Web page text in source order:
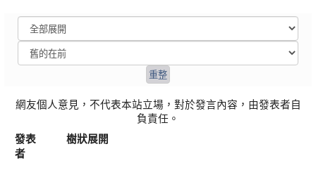
網友個人意見，不代表本站立場，對於發言內容，由發表者自
負責任。
發表
者
樹狀展開